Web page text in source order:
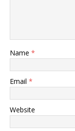
Name *
Email *
Website